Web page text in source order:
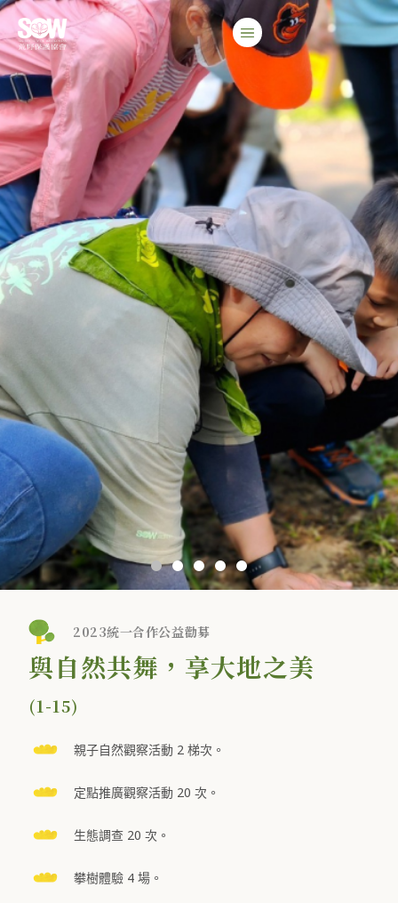
2023統一合作公益勸募
與自然共舞，享大地之美
(1-15)
親子自然觀察活動 2 梯次。
定點推廣觀察活動 20 次。
生態調查 20 次。
攀樹體驗 4 場。